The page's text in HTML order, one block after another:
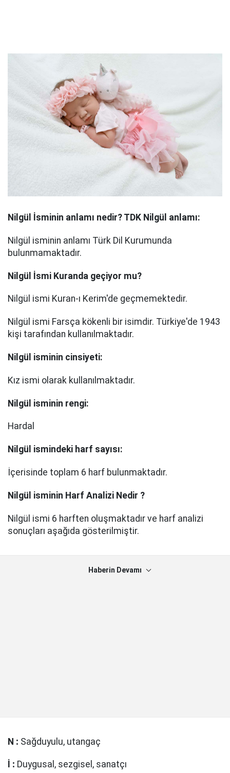
Nilgül İsminin anlamı nedir? TDK Nilgül anlamı:
Nilgül isminin anlamı Türk Dil Kurumunda
bulunmamaktadır.
Nilgül İsmi Kuranda geçiyor mu?
Nilgül ismi Kuran-ı Kerim'de geçmemektedir.
Nilgül ismi Farsça kökenli bir isimdir. Türkiye'de 1943
kişi tarafından kullanılmaktadır.
Nilgül isminin cinsiyeti:
Kız ismi olarak kullanılmaktadır.
Nilgül isminin rengi:
Hardal
Nilgül ismindeki harf sayısı:
İçerisinde toplam 6 harf bulunmaktadır.
Nilgül isminin Harf Analizi Nedir ?
Nilgül ismi 6 harften oluşmaktadır ve harf analizi
sonuçları aşağıda gösterilmiştir.
Haberin Devamı
N : Sağduyulu, utangaç
: Duygusal, sezgisel, sanatçı